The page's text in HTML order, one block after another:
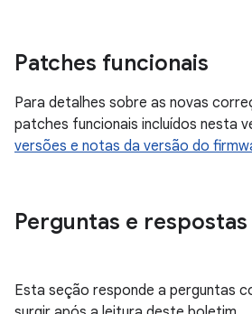
Patches funcionais
Para detalhes sobre as novas
patches funcionais incluídos nesta
versões e notas da versão do
Perguntas e
Esta seção responde a perguntas